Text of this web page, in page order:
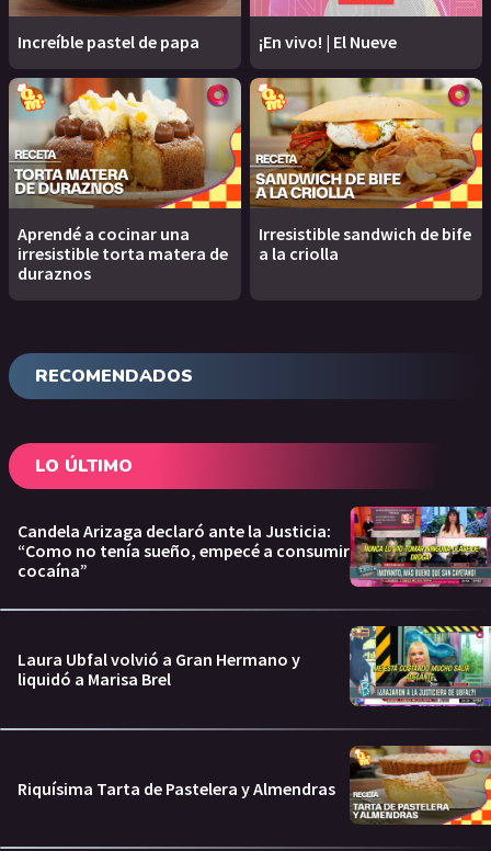
Increíble pastel de papa ¡En vivo! | El Nueve
Aprendé a cocinar una
irresistible torta matera de
duraznos
Irresistible sandwich de bife
a la criolla
RECOMENDADOS
LO ÚLTIMO
Candela Arizaga declaró ante la Justicia:
“Como no tenía sueño, empecé a consumir
cocaína”
Laura Ubfal volvió a Gran Hermano y
liquidó a Marisa Brel
Riquísima Tarta de Pastelera y Almendras